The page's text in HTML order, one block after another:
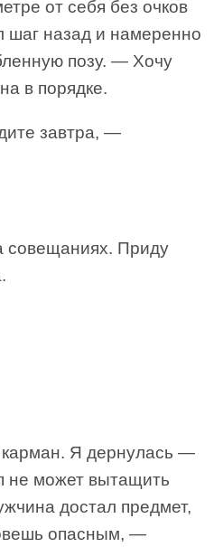
от себя без очков
назад и намеренно
позу. — Хочу
в порядке.
завтра, —
совещаниях. Приду
Я дернулась —
не может вытащить
достал предмет,
опасным, —